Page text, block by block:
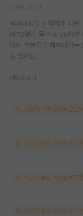
박사과정을 진학하게 되면
리뷰/평가 중 가장 soft한
이런 부분들을 헤쳐나가
도 있어요.
대댓글 쓰기
해당 댓글을 보려면 로그
해당 댓글을 보려면 로그
해당 댓글을 보려면 로그
해당 댓글을 보려면 로그